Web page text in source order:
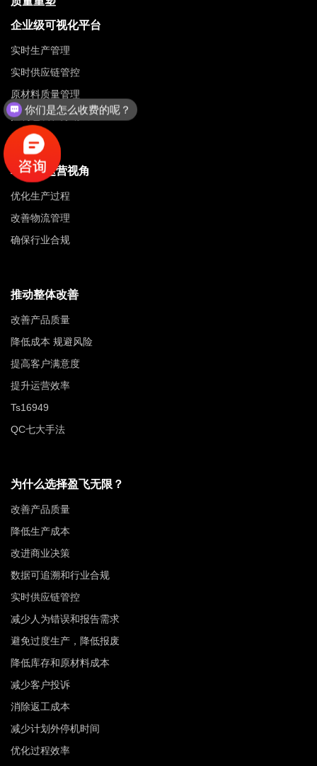
企业级可视化平台
实时生产管理
实时供应链管控
原材料质量管理
控制包装和分销
卓越的运营视角
优化生产过程
改善物流管理
确保行业合规
推动整体改善
改善产品质量
降低成本 规避风险
提高客户满意度
提升运营效率
Ts16949
QC七大手法
为什么选择盈飞无限？
改善产品质量
降低生产成本
改进商业决策
数据可追溯和行业合规
实时供应链管控
减少人为错误和报告需求
避免过度生产，降低报废
降低库存和原材料成本
减少客户投诉
消除返工成本
减少计划外停机时间
优化过程效率
你们是怎么收费的呢？